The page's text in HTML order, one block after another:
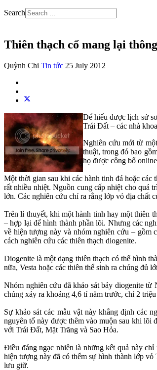
Search
Thiên thạch cổ mang lại
Quỳnh Chi Tin tức 25 July 2012
Để hiểu được lịch sử
Trái Đất – các nhà
Nghiên cứu mới từ
thuật, trong đó bao
họ được công bố
Một thời gian sau khi các hành tinh đá hoặc
rất nhiều nhiệt. Nguồn cung cấp nhiệt cho quá
lớn. Các nghiên cứu chỉ ra rằng lớp vỏ địa chất
Trên lí thuyết, khi một hành tinh hay một thiên
– hợp lại để hình thành phần lõi. Nhưng các
về hiện tượng này và nhóm nghiên cứu – gồm
cách nghiên cứu các thiên thạch diogenite.
Diogenite là một dạng thiên thạch có thể hình
nữa, Vesta hoặc các thiên thể sinh ra chúng đủ
Nhóm nghiên cứu đã khảo sát bảy diogenite từ
chúng xảy ra khoảng 4,6 tỉ năm trước, chỉ 2
Sự khảo sát các mẫu vật này khẳng định các
nguyên tố này được thêm vào muộn sau khi lõi
với Trái Đất, Mặt Trăng và Sao Hỏa.
Điều đáng ngạc nhiên là những kết quả này
hiện tượng này đã có thểm sự hình thành lớp
lưu giữ.